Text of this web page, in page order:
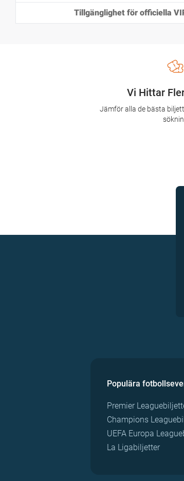
Tillgänglighet för officiella
Vi Hittar
Jämför alla de bästa
Populära
Premier
Champions
UEFA Europa
La Ligabiljetter